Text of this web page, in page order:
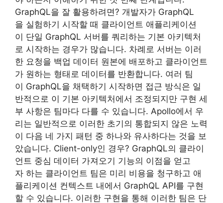
GraphQL을 잘 활용하려면? 개발자가 GraphQL
을 실험하기 시작할 때 클라이언트 애플리케이션
이 단일 GraphQL 서버를 쿼리하는 기본 아키텍처
로 시작하는 경우가 많습니다. 차례로 서버는 이러
한 요청을 백업 데이터 원본에 배포하고 클라이언트
가 원하는 형태로 데이터를 반환합니다. 여러 팀
이 GraphQL을 채택하기 시작하면 접근 방식은 일
반적으로 이 기본 아키텍처에서 조정되지만 구현 세
부 사항은 팀마다 다를 수 있습니다. Apollo에서 우
리는 일반적으로 이러한 초기의 통합되지 않은 노력
이 다음 네 가지 패턴 중 하나와 유사하다는 것을 보
았습니다. Client-only인 경우? GraphQL의 클라이
언트 중심 데이터 가져오기 기능의 이점을 얻고
자 하는 클라이언트 팀은 미리 비용을 청구하고 애
플리케이션 컨텍스트 내에서 GraphQL API를 구현
할 수 있습니다. 이러한 구현을 통해 이러한 팀은 단